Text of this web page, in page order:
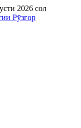
2026 сол